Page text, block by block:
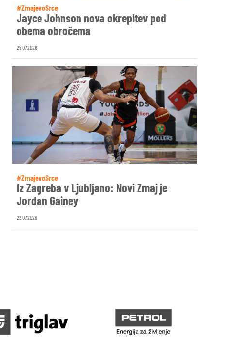
#ZmajevoSrce
Jayce Johnson nova okrepitev pod
obema obročema
25.07.2026
#ZmajevoSrce
Iz Zagreba v Ljubljano: Novi Zmaj je
Jordan Gainey
22.07.2026